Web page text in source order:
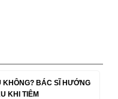
KHÔNG? BÁC SĨ HƯỚNG
KHI TIÊM